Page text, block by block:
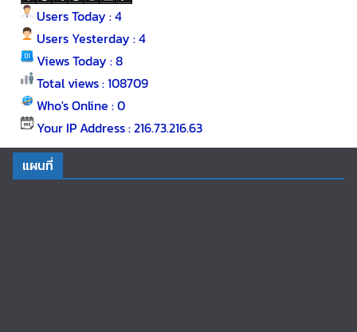
Users Today : 4
Users Yesterday : 4
Views Today : 8
Total views : 108709
Who's Online : 0
Your IP Address : 216.73.216.63
แผนที่